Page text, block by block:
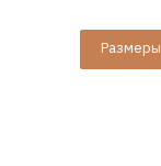
Размеры